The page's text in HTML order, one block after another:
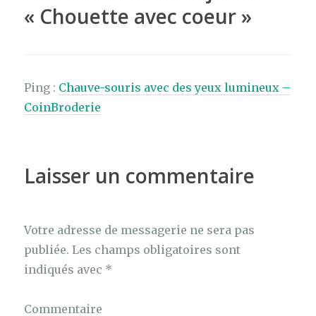
« Chouette avec coeur »
Ping : Chauve-souris avec des yeux lumineux –
CoinBroderie
Laisser un commentaire
Votre adresse de messagerie ne sera pas
publiée. Les champs obligatoires sont
indiqués avec *
Commentaire